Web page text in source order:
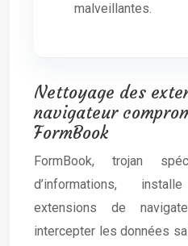
malveillantes.
Nettoyage des
navigateur
FormBook
FormBook, trojan
d’informations,
extensions de
intercepter les données